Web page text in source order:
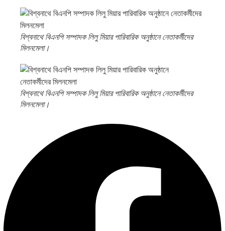
বিশ্বনাথে বিএনপি সম্পাদক লিলু মিয়ার পারিবারিক অনুষ্ঠানে নেতাকর্মীদের
মিলনমেলা।
বিশ্বনাথে বিএনপি সম্পাদক লিলু মিয়ার পারিবারিক অনুষ্ঠানে নেতাকর্মীদের
মিলনমেলা।